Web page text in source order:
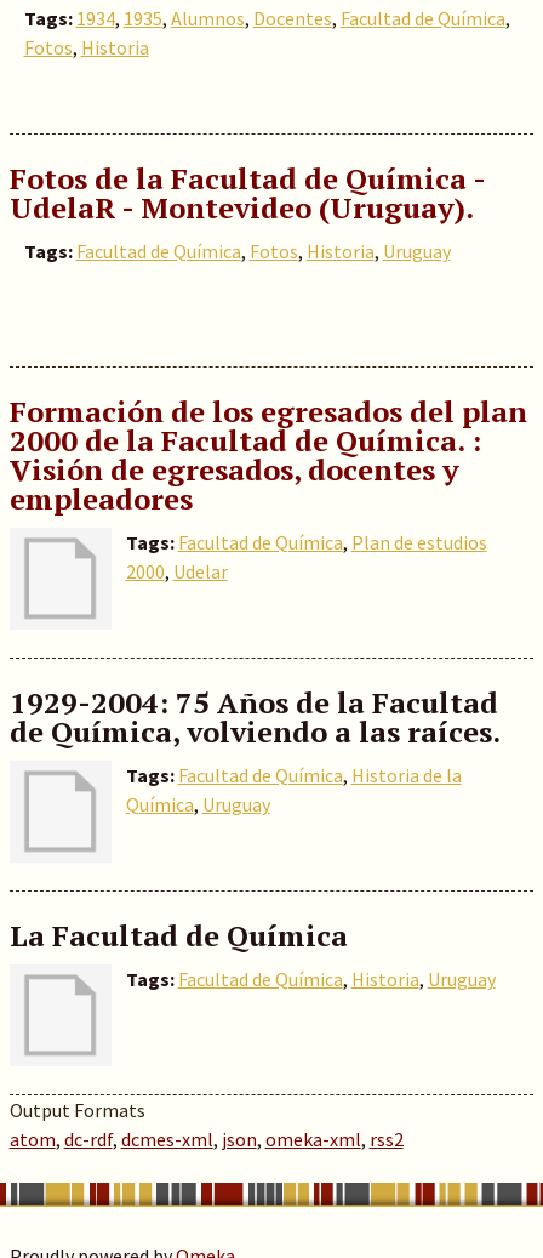
Tags: 1934, 1935, Alumnos, Docentes, Facultad de Química,
Fotos, Historia
Fotos de la Facultad de Química -
UdelaR - Montevideo (Uruguay).
Tags: Facultad de Química, Fotos, Historia, Uruguay
Formación de los egresados del plan
2000 de la Facultad de Química. :
Visión de egresados, docentes y
empleadores
Tags: Facultad de Química, Plan de estudios
2000, Udelar
1929-2004: 75 Años de la Facultad
de Química, volviendo a las raíces.
Tags: Facultad de Química, Historia de la
Química, Uruguay
La Facultad de Química
Tags: Facultad de Química, Historia, Uruguay
Output Formats
atom, dc-rdf, dcmes-xml, json, omeka-xml, rss2